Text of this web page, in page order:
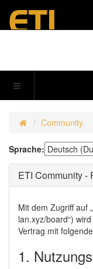
Community
Sprache:
ETI Community -
Mit dem Zugriff auf
lan.xyz/board“)
Vertrag mit
1.